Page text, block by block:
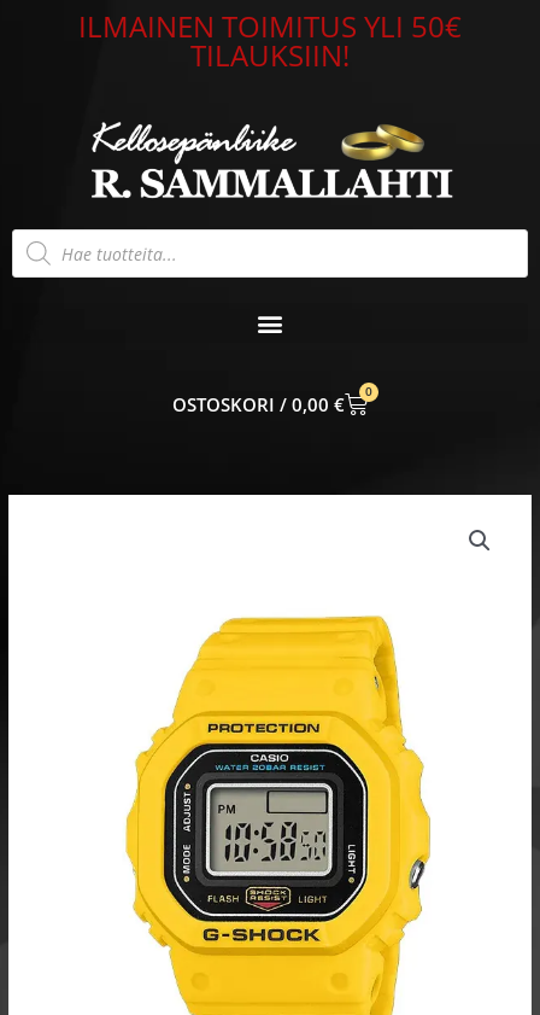
ILMAINEN TOIMITUS YLI 50€
TILAUKSIIN!
Products
search
0,00 €
0
CART